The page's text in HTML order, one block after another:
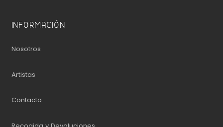
INFORMACIÓN
Nosotros
Artistas
Contacto